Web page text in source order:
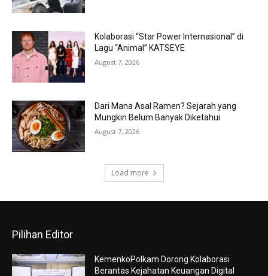
Kolaborasi “Star Power Internasional” di
Lagu “Animal” KATSEYE
August 7, 2026
Dari Mana Asal Ramen? Sejarah yang
Mungkin Belum Banyak Diketahui
August 7, 2026
Load more
Pilihan Editor
KemenkoPolkam Dorong Kolaborasi
Berantas Kejahatan Keuangan Digital